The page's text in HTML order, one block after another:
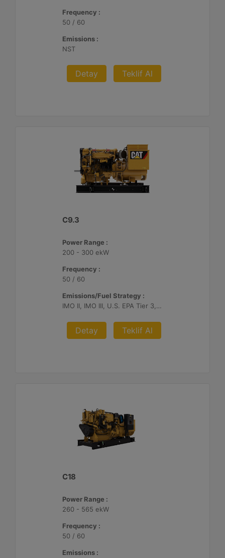
Frequency :
50 / 60
Emissions :
NST
Detay Teklif Al
C9.3
Power Range :
200 - 300 ekW
Frequency :
50 / 60
Emissions/Fuel Strategy :
IMO II, IMO III, U.S. EPA Tier 3, China II
Detay Teklif Al
C18
Power Range :
260 - 565 ekW
Frequency :
50 / 60
Emissions :